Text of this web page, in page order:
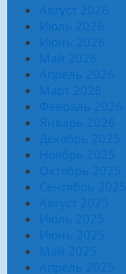
Август 2026
Июль 2026
Июнь 2026
Май 2026
Апрель 2026
Март 2026
Февраль 2026
Январь 2026
Декабрь 2025
Ноябрь 2025
Октябрь 2025
Сентябрь 2025
Август 2025
Июль 2025
Июнь 2025
Май 2025
Апрель 2025